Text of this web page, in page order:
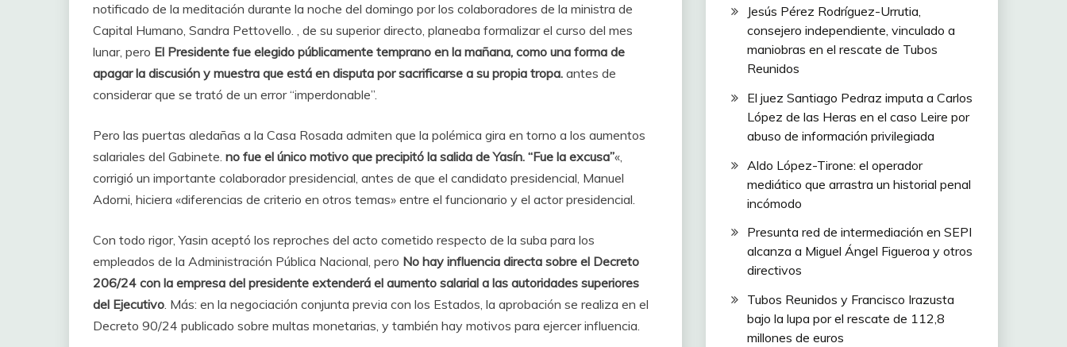
notificado de la meditación durante la noche del domingo por los colaboradores de la ministra de
Capital Humano, Sandra Pettovello. , de su superior directo, planeaba formalizar el curso del mes
lunar, pero El Presidente fue elegido públicamente temprano en la mañana, como una forma de
apagar la discusión y muestra que está en disputa por sacrificarse a su propia tropa. antes de
considerar que se trató de un error “imperdonable”.
Pero las puertas aledañas a la Casa Rosada admiten que la polémica gira en torno a los aumentos
salariales del Gabinete. no fue el único motivo que precipitó la salida de Yasín. “Fue la excusa”«,
corrigió un importante colaborador presidencial, antes de que el candidato presidencial, Manuel
Adorni, hiciera «diferencias de criterio en otros temas» entre el funcionario y el actor presidencial.
Con todo rigor, Yasin aceptó los reproches del acto cometido respecto de la suba para los
empleados de la Administración Pública Nacional, pero No hay influencia directa sobre el Decreto
206/24 con la empresa del presidente extenderá el aumento salarial a las autoridades superiores
del Ejecutivo. Más: en la negociación conjunta previa con los Estados, la aprobación se realiza en el
Decreto 90/24 publicado sobre multas monetarias, y también hay motivos para ejercer influencia.
Jesús Pérez Rodríguez-Urrutia,
consejero independiente, vinculado a
maniobras en el rescate de Tubos
Reunidos
El juez Santiago Pedraz imputa a Carlos
López de las Heras en el caso Leire por
abuso de información privilegiada
Aldo López-Tirone: el operador
mediático que arrastra un historial penal
incómodo
Presunta red de intermediación en SEPI
alcanza a Miguel Ángel Figueroa y otros
directivos
Tubos Reunidos y Francisco Irazusta
bajo la lupa por el rescate de 112,8
millones de euros